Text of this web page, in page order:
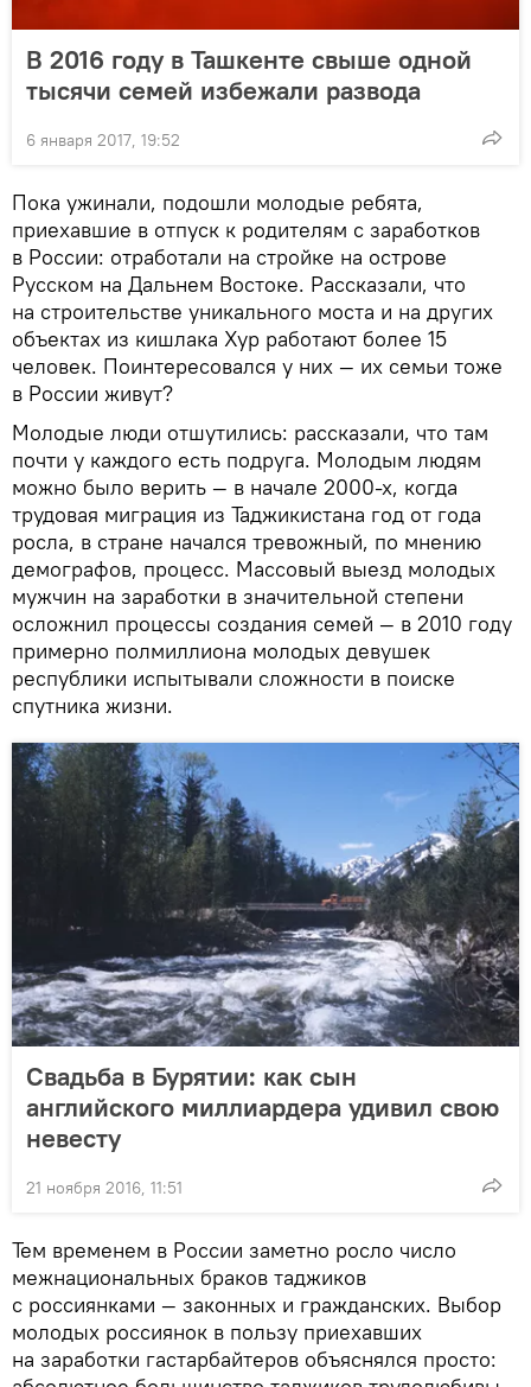
В 2016 году в Ташкенте свыше одной
тысячи семей избежали развода
6 января 2017, 19:52
Пока ужинали, подошли молодые ребята,
приехавшие в отпуск к родителям с заработков
в России: отработали на стройке на острове
Русском на Дальнем Востоке. Рассказали, что
на строительстве уникального моста и на других
объектах из кишлака Хур работают более 15
человек. Поинтересовался у них — их семьи тоже
в России живут?
Молодые люди отшутились: рассказали, что там
почти у каждого есть подруга. Молодым людям
можно было верить — в начале 2000-х, когда
трудовая миграция из Таджикистана год от года
росла, в стране начался тревожный, по мнению
демографов, процесс. Массовый выезд молодых
мужчин на заработки в значительной степени
осложнил процессы создания семей — в 2010 году
примерно полмиллиона молодых девушек
республики испытывали сложности в поиске
спутника жизни.
Свадьба в Бурятии: как сын
английского миллиардера удивил свою
невесту
21 ноября 2016, 11:51
Тем временем в России заметно росло число
межнациональных браков таджиков
с россиянками — законных и гражданских. Выбор
молодых россиянок в пользу приехавших
на заработки гастарбайтеров объяснялся просто: